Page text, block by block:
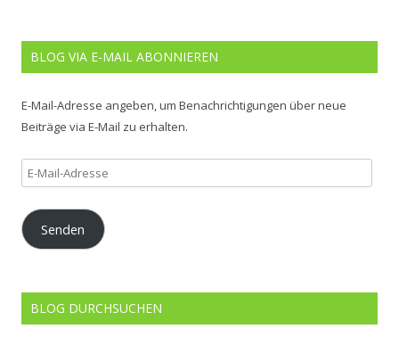
BLOG VIA E-MAIL ABONNIEREN
E-Mail-Adresse angeben, um Benachrichtigungen über neue
Beiträge via E-Mail zu erhalten.
E-
Mail-
Adresse
Senden
BLOG DURCHSUCHEN